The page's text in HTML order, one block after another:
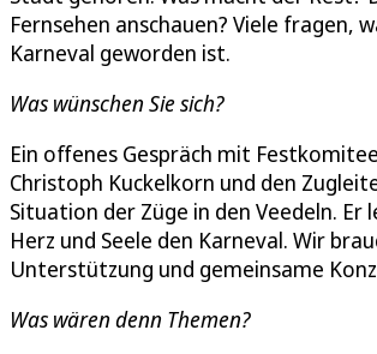
Fernsehen anschauen? Viele fragen,
Karneval geworden ist.
Was wünschen Sie sich?
Ein offenes Gespräch mit
Christoph Kuckelkorn und den
Situation der Züge in den Veedeln. Er
Herz und Seele den Karneval. Wir
Unterstützung und gemeinsame
Was wären denn Themen?